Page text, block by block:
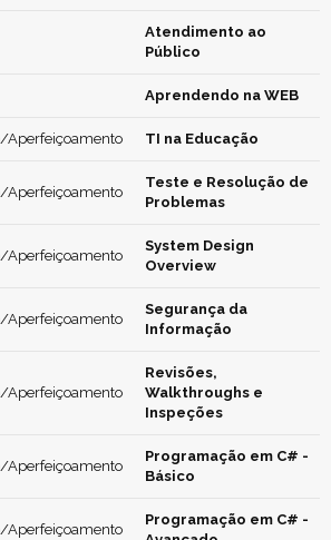
Atendimento ao
Público
Aprendendo na WEB
Aperfeiçoamento TI na Educação
Aperfeiçoamento
Teste e Resolução de
Problemas
Aperfeiçoamento
System Design
Overview
Aperfeiçoamento
Segurança da
Informação
Aperfeiçoamento
Revisões,
Walkthroughs e
Inspeções
Aperfeiçoamento
Programação em C# -
Básico
Aperfeiçoamento
Programação em C# -